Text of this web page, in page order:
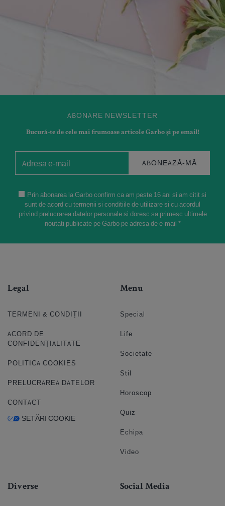
ABONARE NEWSLETTER
Bucură-te de cele mai frumoase articole Garbo și pe email!
ABONEAZĂ-MĂ
Prin abonarea la Garbo confirm ca am peste 16 ani si am citit si
sunt de acord cu termenii si conditiile de utilizare si cu acordul
privind prelucrarea datelor personale si doresc sa primesc ultimele
noutati publicate pe Garbo pe adresa de e-mail *
Legal
TERMENI & CONDIȚII
ACORD DE
CONFIDENȚIALITATE
POLITICA COOKIES
PRELUCRAREA DATELOR
CONTACT
SETĂRI COOKIE
Menu
Special
Life
Societate
Stil
Horoscop
Quiz
Echipa
Video
Diverse Social Media